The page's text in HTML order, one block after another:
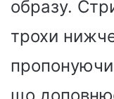
образу.
трохи нижче